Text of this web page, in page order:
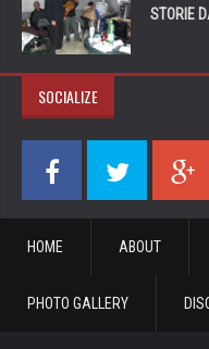
STORIE
SOCIALIZE
HOME ABOUT
PHOTO GALLERY